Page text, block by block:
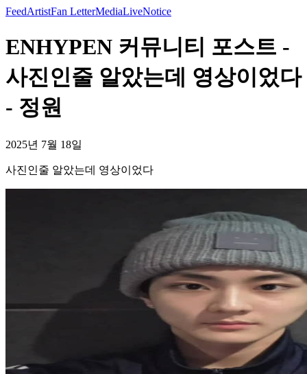
FeedArtistFan LetterMediaLiveNotice
ENHYPEN 커뮤니티 포스트 -
사진인줄 알았는데 영상이었다
- 정원
2025년 7월 18일
사진인줄 알았는데 영상이었다